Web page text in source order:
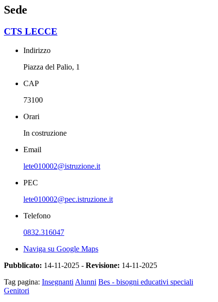
Sede
CTS LECCE
Indirizzo
Piazza del Palio, 1
CAP
73100
Orari
In costruzione
Email
lete010002@istruzione.it
PEC
lete010002@pec.istruzione.it
Telefono
0832.316047
Naviga su Google Maps
Pubblicato: 14-11-2025 - Revisione: 14-11-2025
Tag pagina: Insegnanti Alunni Bes - bisogni educativi speciali
Genitori